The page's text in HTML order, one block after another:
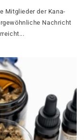
Mitglieder der Kana-
Nachricht